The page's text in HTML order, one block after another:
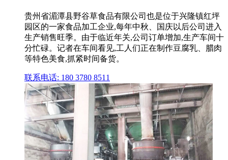
贵州省湄潭县野谷草食品有限公司也是位于兴隆镇红坪
园区的一家食品加工企业,每年中秋、国庆以后公司进入
生产销售旺季。由于临近年关,公司订单增加,生产车间十
分忙碌。记者在车间看见,工人们正在制作豆腐乳、腊肉
等特色美食,抓紧时间备货。
联系电话: 180 3780 8511